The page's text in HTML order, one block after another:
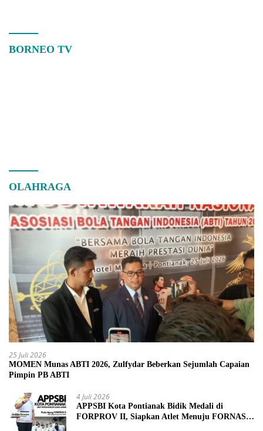
BORNEO TV
OLAHRAGA
25 Juli 2026
MOMEN Munas ABTI 2026, Zulfydar Beberkan Sejumlah Capaian
Pimpin PB ABTI
4 Juli 2026
APPSBI Kota Pontianak Bidik Medali di
FORPROV II, Siapkan Atlet Menuju FORNAS